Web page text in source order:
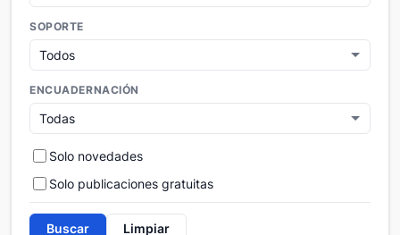
SOPORTE
ENCUADERNACIÓN
Solo novedades
Solo publicaciones gratuitas
Buscar Limpiar